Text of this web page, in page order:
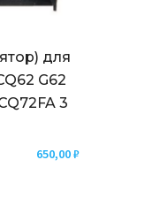
для
G62
3
650,00₽